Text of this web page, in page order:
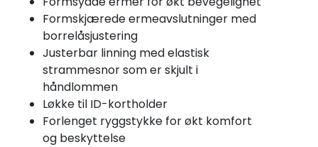
Formskjærede ermeavslutninger med
borrelåsjustering
Justerbar linning med elastisk
strammesnor som er skjult i
håndlommen
Løkke til ID-kortholder
Forlenget ryggstykke for økt komfort
og beskyttelse